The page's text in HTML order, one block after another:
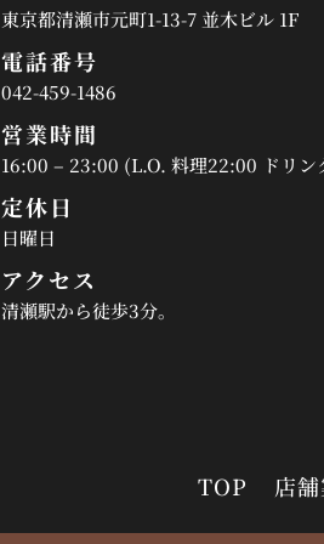
東京都清瀬市元町1-13-7 並木ビル 1F
電話番号
042-459-1486
営業時間
16:00 – 23:00 (L.O. 料理22:00 ドリ
定休日
日曜日
アクセス
清瀬駅から徒歩3分。
TOP 店